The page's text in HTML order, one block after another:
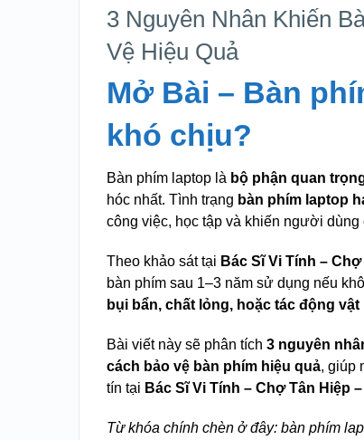
3 Nguyên Nhân Khiến
Vệ Hiệu Quả
Mở Bài – Bàn
khó chịu?
Bàn phím laptop là bộ phận quan
hóc nhất. Tình trạng bàn phím laptop
công việc, học tập và khiến người dùng
Theo khảo sát tại Bác Sĩ Vi Tính –
bàn phím sau 1–3 năm sử dụng nếu
bụi bẩn, chất lỏng, hoặc tác động vật
Bài viết này sẽ phân tích3 nguyên
cách bảo vệ bàn phím hiệu quả, giúp
tín tại Bác Sĩ Vi Tính – Chợ Tân Hiệp
Từ khóa chính chèn ở đây: bàn phím